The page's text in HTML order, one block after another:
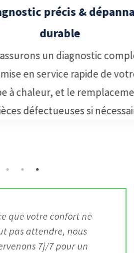
précis & dépannage
durable
un diagnostic complet,
service rapide de votre
et le remplacement
si nécessaire.
que votre confort ne
pas attendre, nous
7j/7 pour un